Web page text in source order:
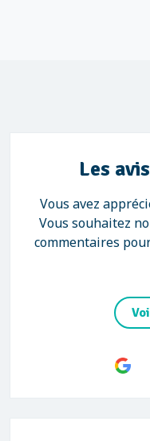
Les
Vous avez
Vous souhaitez
commentaires